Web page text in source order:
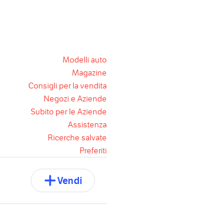
Modelli auto
Magazine
Consigli per la vendita
Negozi e Aziende
Subito per le Aziende
Assistenza
Ricerche salvate
Preferiti
Vendi